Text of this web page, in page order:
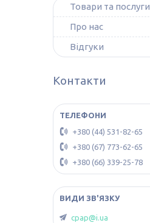
Товари та послуги
Про нас
Відгуки
Контакти
+380 (44) 531-82-65
+380 (67) 773-62-65
+380 (66) 339-25-78
cpap@i.ua